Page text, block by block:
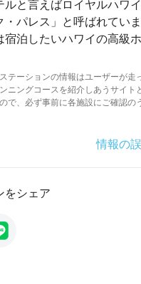
ルと言えばロイヤルハワイ
・パレス」と呼ばれていま
泊したいハワイの高級ホ
テーションの情報はユーザーが走
ニングコースを紹介しあうサイト
で、必ず事前に各施設にご確認の
情報の
をシェア